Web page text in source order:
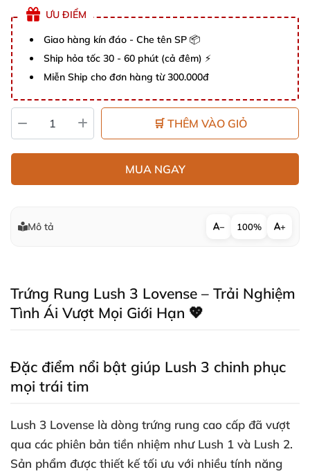
ƯU ĐIỂM
Giao hàng kín đáo - Che tên SP 📦
Ship hỏa tốc 30 - 60 phút (cả đêm) ⚡
Miễn Ship cho đơn hàng từ 300.000đ
🛒 THÊM VÀO GIỎ
MUA NGAY
Mô tả − 100% +
Trứng Rung Lush 3 Lovense – Trải Nghiệm
Tình Ái Vượt Mọi Giới Hạn 💖
Đặc điểm nổi bật giúp Lush 3 chinh phục
mọi trái tim
Lush 3 Lovense là dòng trứng rung cao cấp đã vượt
qua các phiên bản tiền nhiệm như Lush 1 và Lush 2.
Sản phẩm được thiết kế tối ưu với nhiều tính năng